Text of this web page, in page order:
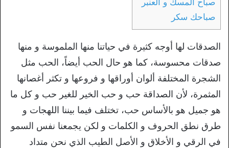
صباحك سكر
الصدقات لها أوجه كثيرة في حياتنا منها الملموسة و منها
صدقات محسوسة، كما هو حال الحب أيضاً، الحب مثل
الشجرة المختلفة ألوان أوراقها و فروعها و تكثر أغصانها
المثمرة، لأن الصداقة حب و حب الخير للغير حب و كل ما
هو جميل هو بالأساس حب، تختلف فيما بيننا اللهجات و
طرق نطق الحروف و الكلمات و لكن يجمعنا نفس السمو
في الرقي و الأخلاق و الأصل الطيب الذي نحن متداد